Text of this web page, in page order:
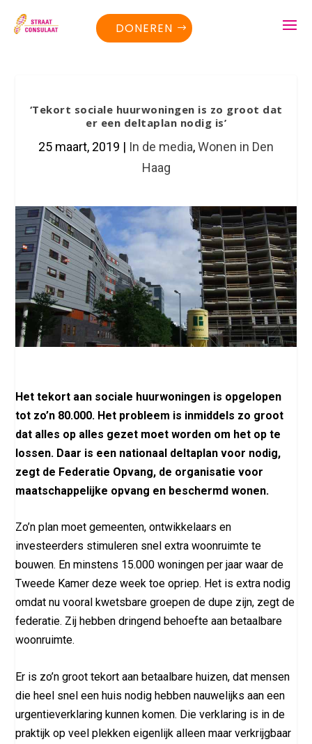
DONEREN
‘Tekort sociale huurwoningen is zo groot dat
er een deltaplan nodig is’
25 maart, 2019 | In de media,Wonen in Den
Haag
Het tekort aan sociale huurwoningen is opgelopen
tot zo’n 80.000. Het probleem is inmiddels zo groot
dat alles op alles gezet moet worden om het op te
lossen. Daar is een nationaal deltaplan voor nodig,
zegt de Federatie Opvang, de organisatie voor
maatschappelijke opvang en beschermd wonen.
Zo’n plan moet gemeenten, ontwikkelaars en
investeerders stimuleren snel extra woonruimte te
bouwen. En minstens 15.000 woningen per jaar waar de
Tweede Kamer deze week toe opriep. Het is extra nodig
omdat nu vooral kwetsbare groepen de dupe zijn, zegt de
federatie. Zij hebben dringend behoefte aan betaalbare
woonruimte.
Er is zo’n groot tekort aan betaalbare huizen, dat mensen
die heel snel een huis nodig hebben nauwelijks aan een
urgentieverklaring kunnen komen. Die verklaring is in de
praktijk op veel plekken eigenlijk alleen maar verkrijgbaar